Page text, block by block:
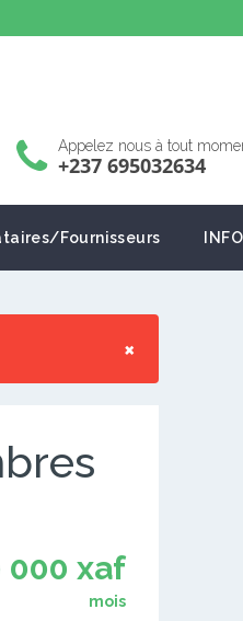
Appelez nous à tout
+237 695032634
Fournisseurs
×
000 xaf
mois